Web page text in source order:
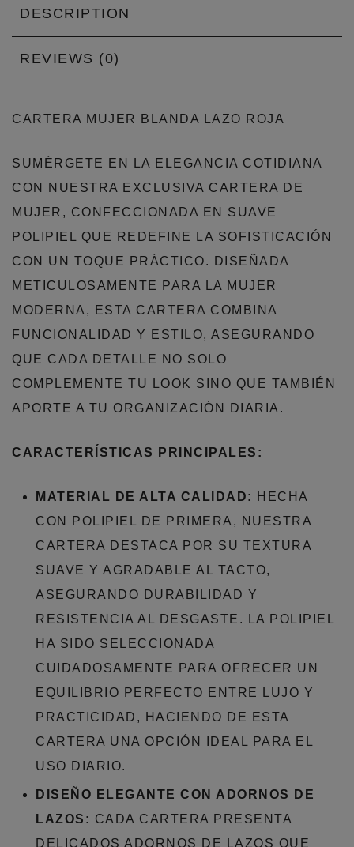
DESCRIPTION
REVIEWS (0)
CARTERA MUJER BLANDA LAZO ROJA
SUMÉRGETE EN LA ELEGANCIA COTIDIANA
CON NUESTRA EXCLUSIVA CARTERA DE
MUJER, CONFECCIONADA EN SUAVE
POLIPIEL QUE REDEFINE LA SOFISTICACIÓN
CON UN TOQUE PRÁCTICO. DISEÑADA
METICULOSAMENTE PARA LA MUJER
MODERNA, ESTA CARTERA COMBINA
FUNCIONALIDAD Y ESTILO, ASEGURANDO
QUE CADA DETALLE NO SOLO
COMPLEMENTE TU LOOK SINO QUE TAMBIÉN
APORTE A TU ORGANIZACIÓN DIARIA.
CARACTERÍSTICAS PRINCIPALES:
MATERIAL DE ALTA CALIDAD:
HECHA
CON POLIPIEL DE PRIMERA, NUESTRA
CARTERA DESTACA POR SU TEXTURA
SUAVE Y AGRADABLE AL TACTO,
ASEGURANDO DURABILIDAD Y
RESISTENCIA AL DESGASTE. LA POLIPIEL
HA SIDO SELECCIONADA
CUIDADOSAMENTE PARA OFRECER UN
EQUILIBRIO PERFECTO ENTRE LUJO Y
PRACTICIDAD, HACIENDO DE ESTA
CARTERA UNA OPCIÓN IDEAL PARA EL
USO DIARIO.
DISEÑO ELEGANTE CON ADORNOS DE
LAZOS: CADA CARTERA PRESENTA
DELICADOS ADORNOS DE LAZOS QUE